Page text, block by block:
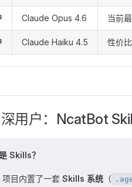
Claude Opus 4.6 当前
Claude Haiku 4.5 性价
用户：NcatBot
Skills？
目内置了一套 Skills 系统 （